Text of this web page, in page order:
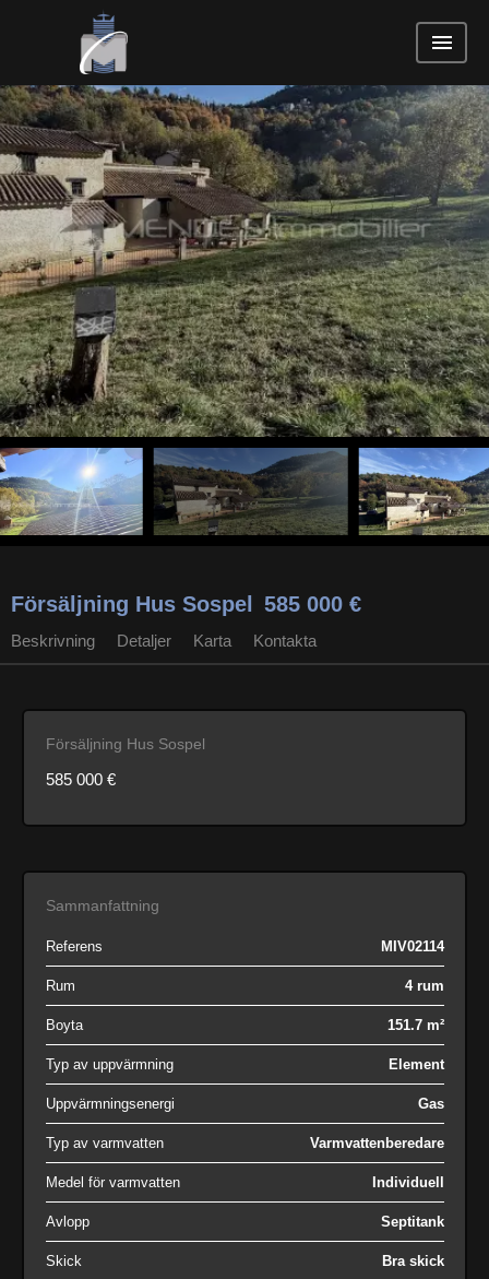
Försäljning Hus Sospel 585 000 €
Beskrivning Detaljer Karta Kontakta
Försäljning Hus Sospel
585 000 €
Sammanfattning
Referens MIV02114
Rum 4 rum
Boyta 151.7 m²
Typ av uppvärmning Element
Uppvärmningsenergi Gas
Typ av varmvatten Varmvattenberedare
Medel för varmvatten Individuell
Avlopp Septitank
Skick Bra skick